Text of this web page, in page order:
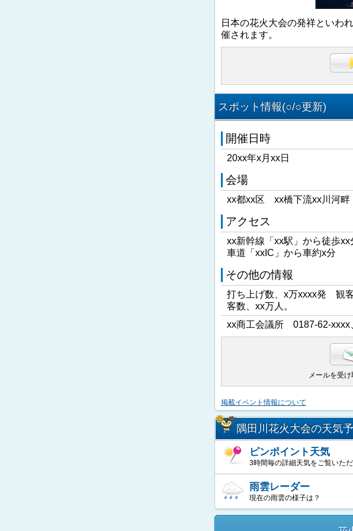
日本の花火大会の発祥といわ
催されます。
スポット情報(○/○更新)
開催日時
20xx年x月xx日
会場
xx都xx区 xx橋下流xx川河畔
アクセス
xx新幹線「xx駅」から徒歩
車道「xxIC」から車約x分
その他の情報
打ち上げ数、x万xxxx発 観
客数、xx万人。
xx商工会議所 0187-62-
メールを受
掲載イベント情報について
隅田川花火大会の天気
ピンポイント天気
3時間毎の詳細天気をご覧いただ
雨雲レーダー
現在の雨雲の様子は？